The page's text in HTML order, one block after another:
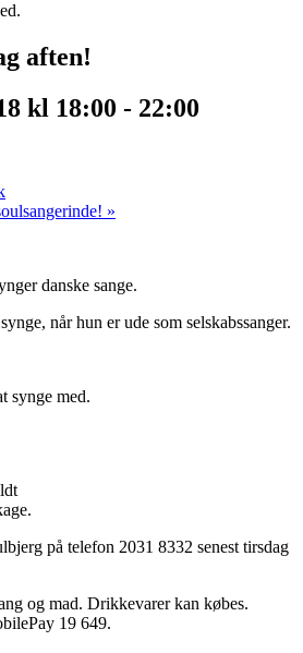
aften!
kl 18:00 - 22:00
»
danske sange.
når hun er ude som selskabssanger.
synge med.
på telefon 2031 8332 senest tirsdag
og mad. Drikkevarer kan købes.
19 649.